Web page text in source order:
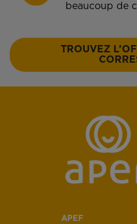
beaucoup de
TROUVEZ
APEF